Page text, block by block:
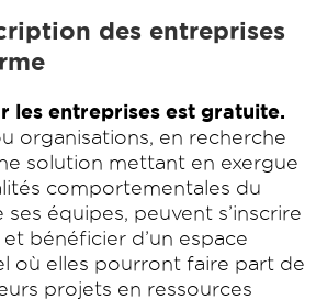
des entreprises
les entreprises est gratuite.
organisations, en recherche
solution mettant en exergue
comportementales du
équipes, peuvent s’inscrire
bénéficier d’un espace
où elles pourront faire part de
projets en ressources